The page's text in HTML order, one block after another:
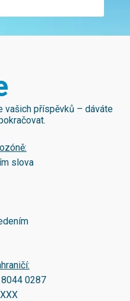
vašich příspěvků – dáváte
slova
0287